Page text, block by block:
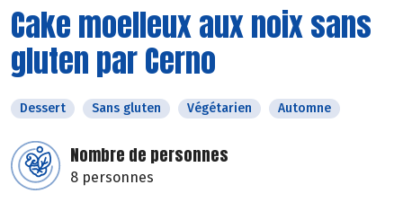
Cake moelleux aux noix sans
gluten par Cerno
Dessert Sans gluten Végétarien Automne
Nombre de personnes
8 personnes